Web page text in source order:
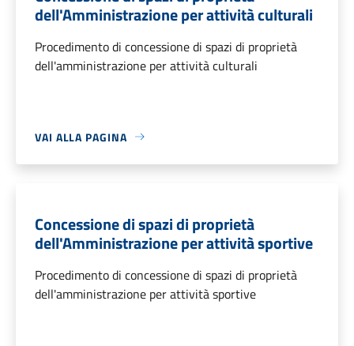
dell'Amministrazione per attività culturali
Procedimento di concessione di spazi di proprietà
dell'amministrazione per attività culturali
VAI ALLA PAGINA
Concessione di spazi di proprietà
dell'Amministrazione per attività sportive
Procedimento di concessione di spazi di proprietà
dell'amministrazione per attività sportive